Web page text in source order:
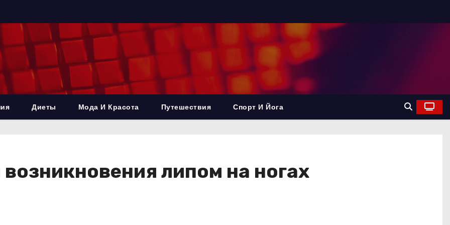
Диеты Мода И Красота Путешествия Спорт И Йога
липом на ногах